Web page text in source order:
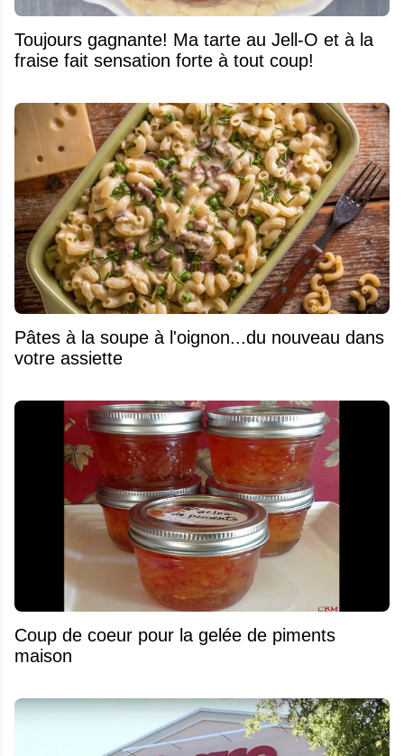
Toujours gagnante! Ma tarte au Jell-O et à la
fraise fait sensation forte à tout coup!
Pâtes à la soupe à l'oignon...du nouveau dans
votre assiette
Coup de coeur pour la gelée de piments
maison